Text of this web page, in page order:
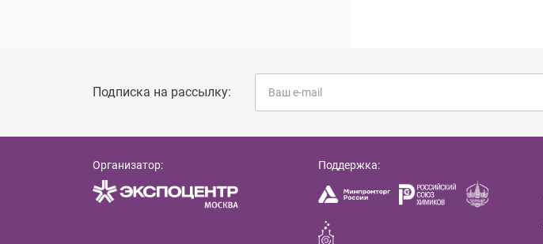
Подписка на рассылку:
Организатор: Поддержка: